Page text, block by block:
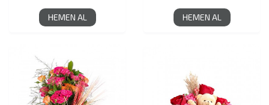
HEMEN AL HEMEN AL